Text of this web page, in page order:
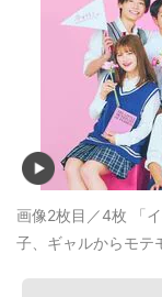
画像2枚目／4枚 「
子、ギャルからモテ